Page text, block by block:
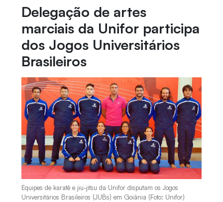
Delegação de artes
marciais da Unifor participa
dos Jogos Universitários
Brasileiros
Equipes de karatê e jiu-jitsu da Unifor disputam os Jogos
Universitários Brasileiros (JUBs) em Goiânia (Foto: Unifor)